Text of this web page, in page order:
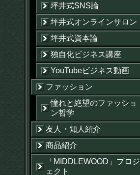
坪井式SNS論
坪井式オンラインサロン
坪井式資本論
独自化ビジネス講座
YouTubeビジネス動画
ファッション
憧れと絶望のファッショ
ン哲学
友人・知人紹介
商品紹介
「MIDDLEWOOD」プロジ
ェクト